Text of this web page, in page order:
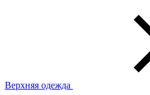
Верхняя одежда